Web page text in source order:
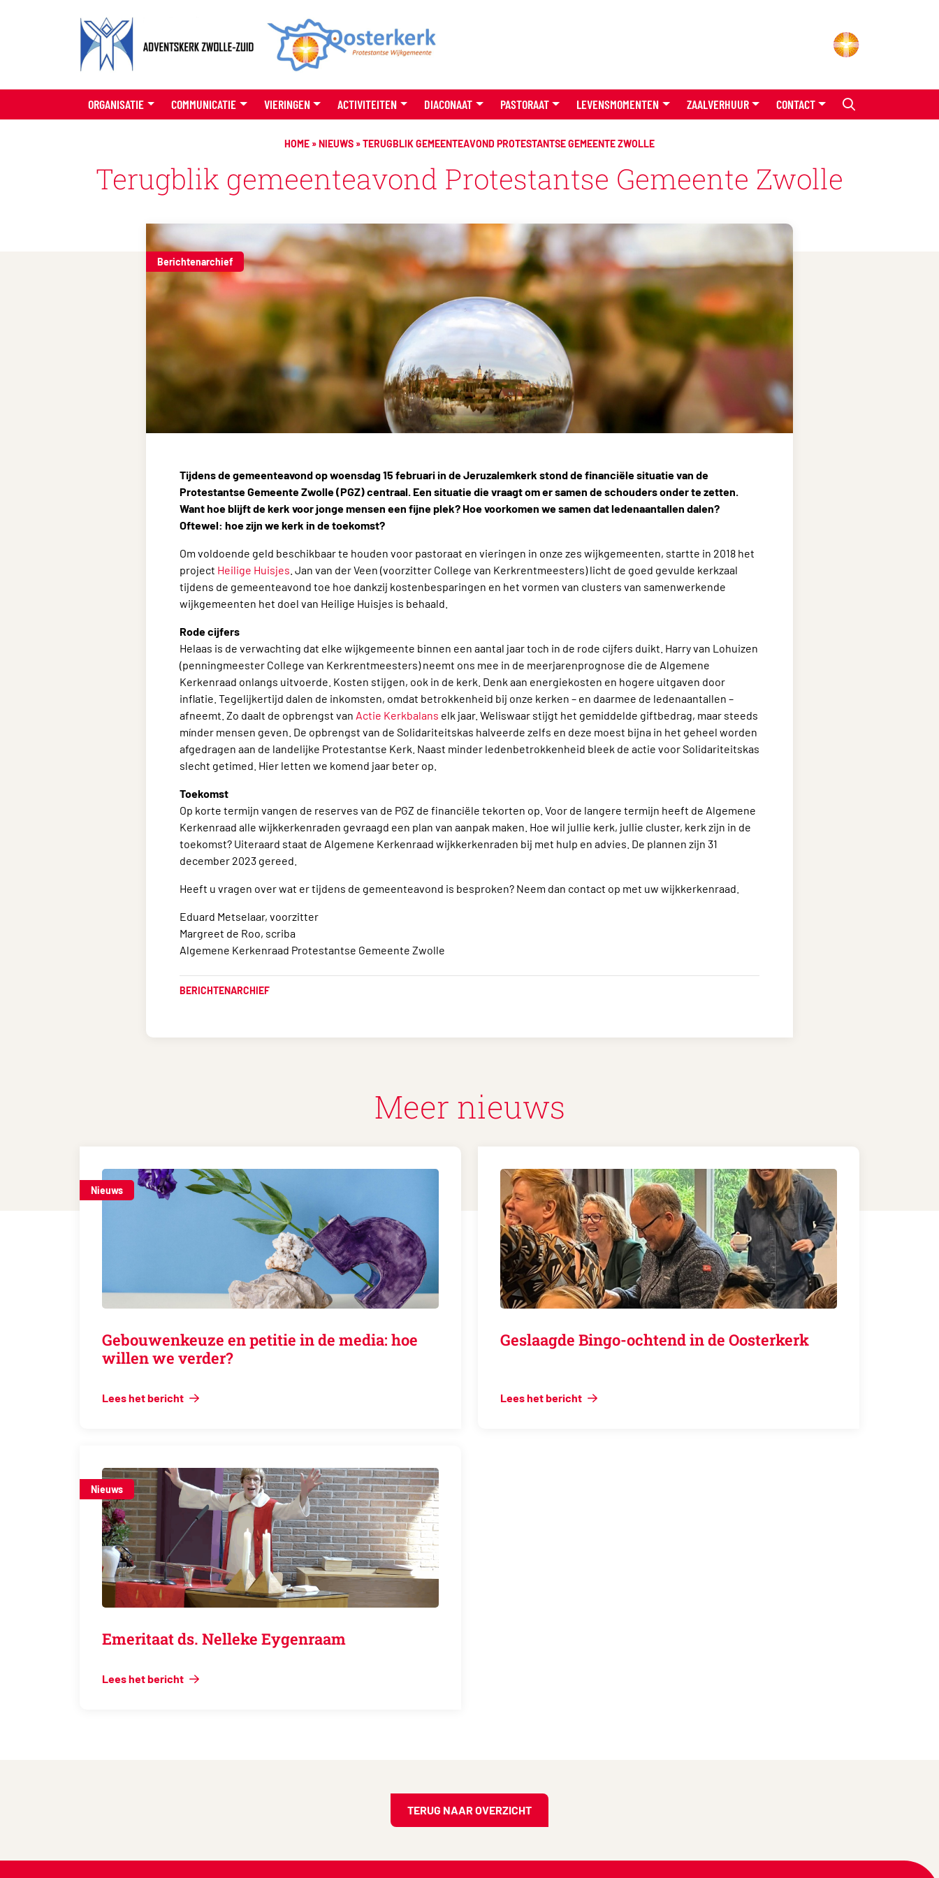
ORGANISATIE COMMUNICATIE VIERINGEN ACTIVITEITEN DIACONAAT PASTORAAT LEVENSMOMENTEN ZAALVERHUUR CONTACT
HOME »NIEUWS »TERUGBLIK GEMEENTEAVOND PROTESTANTSE GEMEENTE ZWOLLE
Terugblik gemeenteavond Protestantse Gemeente Zwolle
Berichtenarchief
Tijdens de gemeenteavond op woensdag 15 februari in de Jeruzalemkerk stond de financiële situatie van de
Protestantse Gemeente Zwolle (PGZ) centraal. Een situatie die vraagt om er samen de schouders onder te zetten.
Want hoe blijft de kerk voor jonge mensen een fijne plek? Hoe voorkomen we samen dat ledenaantallen dalen?
Oftewel: hoe zijn we kerk in de toekomst?
Om voldoende geld beschikbaar te houden voor pastoraat en vieringen in onze zes wijkgemeenten, startte in 2018 het
project Heilige Huisjes . Jan van der Veen (voorzitter College van Kerkrentmeesters) licht de goed gevulde kerkzaal
tijdens de gemeenteavond toe hoe dankzij kostenbesparingen en het vormen van clusters van samenwerkende
wijkgemeenten het doel van Heilige Huisjes is behaald.
Rode cijfers
Helaas is de verwachting dat elke wijkgemeente binnen een aantal jaar toch in de rode cijfers duikt. Harry van Lohuizen
(penningmeester College van Kerkrentmeesters) neemt ons mee in de meerjarenprognose die de Algemene
Kerkenraad onlangs uitvoerde. Kosten stijgen, ook in de kerk. Denk aan energiekosten en hogere uitgaven door
inflatie. Tegelijkertijd dalen de inkomsten, omdat betrokkenheid bij onze kerken – en daarmee de ledenaantallen –
afneemt. Zo daalt de opbrengst van Actie Kerkbalans elk jaar. Weliswaar stijgt het gemiddelde giftbedrag, maar steeds
mínder mensen geven. De opbrengst van de Solidariteitskas halveerde zelfs en deze moest bijna in het geheel worden
afgedragen aan de landelijke Protestantse Kerk. Naast minder ledenbetrokkenheid bleek de actie voor Solidariteitskas
slecht getimed. Hier letten we komend jaar beter op.
Toekomst
Op korte termijn vangen de reserves van de PGZ de financiële tekorten op. Voor de langere termijn heeft de Algemene
Kerkenraad alle wijkkerkenraden gevraagd een plan van aanpak maken. Hoe wil jullie kerk, jullie cluster, kerk zijn in de
toekomst? Uiteraard staat de Algemene Kerkenraad wijkkerkenraden bij met hulp en advies. De plannen zijn 31
december 2023 gereed.
Heeft u vragen over wat er tijdens de gemeenteavond is besproken? Neem dan contact op met uw wijkkerkenraad.
Eduard Metselaar, voorzitter
Margreet de Roo, scriba
Algemene Kerkenraad Protestantse Gemeente Zwolle
BERICHTENARCHIEF
Meer nieuws
Nieuws
Gebouwenkeuze en petitie in de media: hoe
willen we verder?
Lees het bericht
Geslaagde Bingo-ochtend in de Oosterkerk
Lees het bericht
Nieuws
Emeritaat ds. Nelleke Eygenraam
Lees het bericht
TERUG NAAR OVERZICHT